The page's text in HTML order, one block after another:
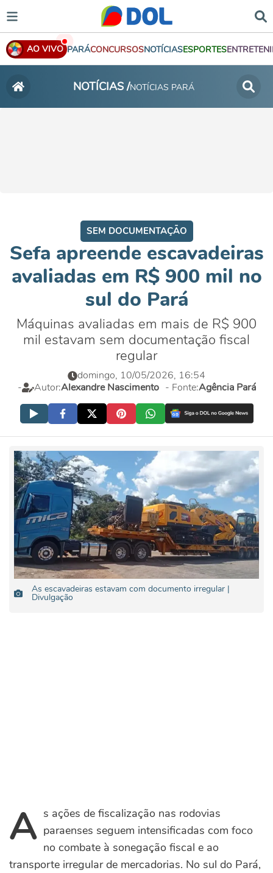
AO VIVO PARÁCONCURSOSNOTÍCIASESPORTES
NOTÍCIAS /NOTÍCIAS PARÁ
SEM DOCUMENTAÇÃO
Sefa apreende escavadeiras
avaliadas em R$ 900 mil no
sul do Pará
Máquinas avaliadas em mais de R$ 900
mil estavam sem documentação fiscal
regular
domingo, 10/05/2026, 16:54
-
Autor:Alexandre Nascimento - Fonte:Agência Pará
As escavadeiras estavam com documento irregular |
Divulgação
A s ações de fiscalização nas rodovias
paraenses seguem intensificadas com foco
no combate à sonegação fiscal e ao
transporte irregular de mercadorias. No sul do Pará,